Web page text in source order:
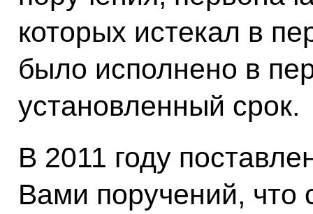
которых истекал в
было исполнено в
установленный срок.
В 2011 году
Вами поручений, что